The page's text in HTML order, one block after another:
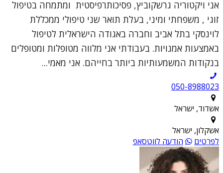
אני ויקטוריה גרשקוביץ, פסיכותרפיסטית ומתמחה בטיפול
זוגי , משפחתי ומיני, בעלת תואר שני טיפולי ממכללת
לוינסקי בתל אביב וחברה באגודה הישראלית לטיפול
באמצעות אמנויות. בעבודתי אני מלווה מטופלות ומטופלים
בנקודות המשמעותיות ביותר בחייהם. אני מאמי...
050-8988023
אשדוד, ישראל
אשקלון, ישראל
לפרטים
הודעה לווטסאפ